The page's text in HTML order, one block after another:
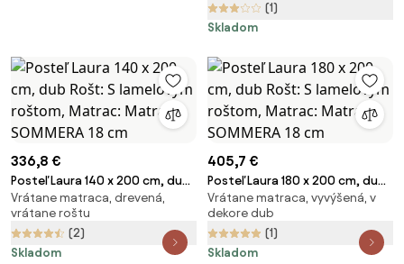
(1)
Skladom
336,8 €
Posteľ Laura 140 x 200 cm, dub
Rošt: S lamelovým roštom,
Matrac: Matrac SOMMERA 18
cm
Vrátane matraca, drevená,
vrátane roštu
(2)
Skladom
405,7 €
Posteľ Laura 180 x 200 cm, dub
Rošt: S lamelovým roštom,
Matrac: Matrac SOMMERA 18
cm
Vrátane matraca, vyvýšená, v
dekore dub
(1)
Skladom